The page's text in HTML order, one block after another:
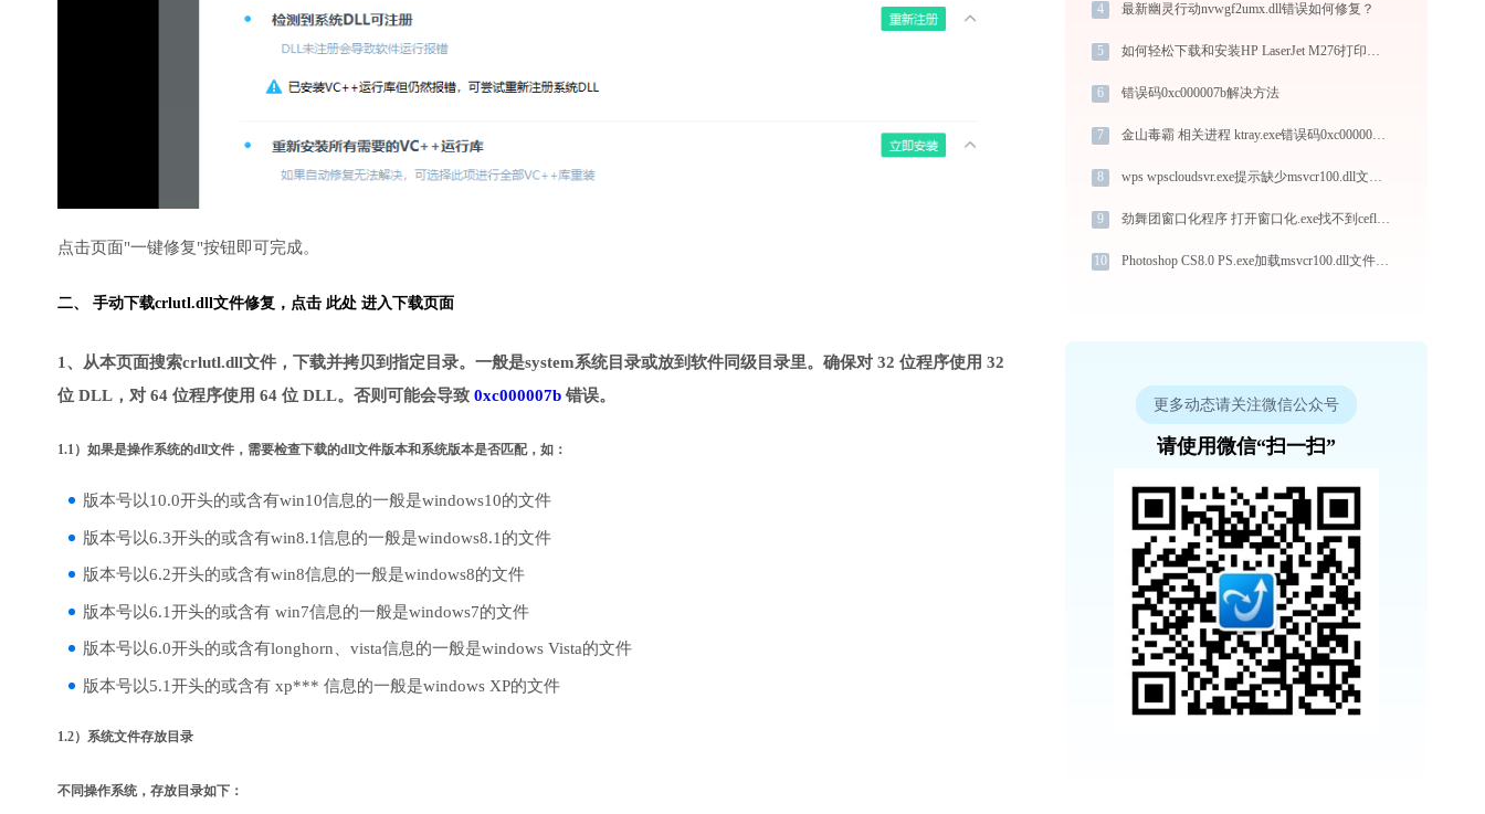
点击页面"一键修复"按钮即可完成。
二、 手动下载crlutl.dll文件修复， 点击 此处 进入下载页面
1、从本页面搜索crlutl.dll文件，下载并拷贝到指定目录。一般是system系统目录或放到软件同级目录里。确保对 32 位程序使用 32
位 DLL，对 64 位程序使用 64 位 DLL。否则可能会导致 0xc000007b 错误。
1.1）如果是操作系统的dll文件，需要检查下载的dll文件版本和系统版本是否匹配，如：
版本号以10.0开头的或含有win10信息的一般是windows10的文件
版本号以6.3开头的或含有win8.1信息的一般是windows8.1的文件
版本号以6.2开头的或含有win8信息的一般是windows8的文件
版本号以6.1开头的或含有 win7信息的一般是windows7的文件
版本号以6.0开头的或含有longhorn、vista信息的一般是windows Vista的文件
版本号以5.1开头的或含有 xp*** 信息的一般是windows XP的文件
1.2）系统文件存放目录
不同操作系统，存放目录如下：
4 最新幽灵行动nvwgf2umx.dll错误如何修复？
5 如何轻松下载和安装HP LaserJet M276打印机驱动？跟着这篇指南走
6 错误码0xc000007b解决方法
7 金山毒霸 相关进程 ktray.exe错误码0xc0000008处理办法
8 wps wpscloudsvr.exe提示缺少msvcr100.dll文件的解决办法
9 劲舞团窗口化程序 打开窗口化.exe找不到ceflib.dll怎么办
10 Photoshop CS8.0 PS.exe加载msvcr100.dll文件丢失处理办法
更多动态请关注微信公众号
请使用微信“扫一扫”